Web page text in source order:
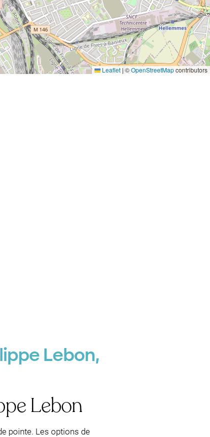
Leaflet |©OpenStreetMapcontributors
Lebon,
Lebon
pointe. Les options de